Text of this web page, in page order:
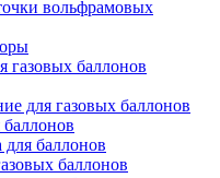
вольфрамовых
газовых баллонов
для газовых баллонов
баллонов
баллонов